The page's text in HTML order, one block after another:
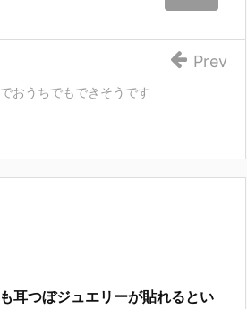
おうちでもできそうです
Prev
耳つぼジュエリーが貼れるとい